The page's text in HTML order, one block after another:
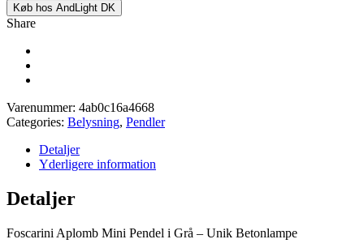
Køb hos AndLight DK
Share
Varenummer: 4ab0c16a4668
Categories: Belysning, Pendler
Detaljer
Yderligere information
Detaljer
Foscarini Aplomb Mini Pendel i Grå – Unik Betonlampe